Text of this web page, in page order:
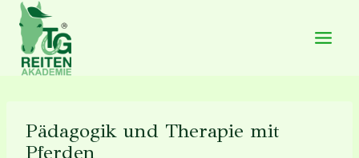
Zum
Inhalt
springen
Pädagogik und Therapie mit
Pferden